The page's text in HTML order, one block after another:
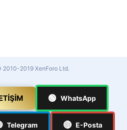
2010-2019 XenForo Ltd.
🟢 WhatsApp
Telegram 🔴 E-Posta